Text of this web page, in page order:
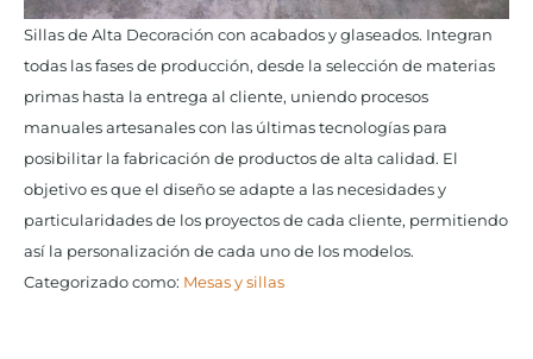
Sillas de Alta Decoración con acabados y glaseados. Integran
todas las fases de producción, desde la selección de materias
primas hasta la entrega al cliente, uniendo procesos
manuales artesanales con las últimas tecnologías para
posibilitar la fabricación de productos de alta calidad. El
objetivo es que el diseño se adapte a las necesidades y
particularidades de los proyectos de cada cliente, permitiendo
así­ la personalización de cada uno de los modelos.
Categorizado como: Mesas y sillas